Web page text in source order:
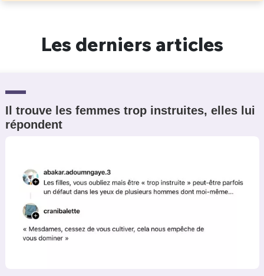
Les derniers articles
Il trouve les femmes trop instruites, elles lui
répondent